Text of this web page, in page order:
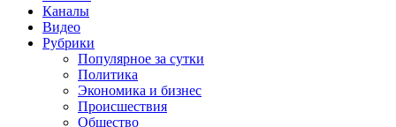
Каналы
Видео
Рубрики
Популярное за сутки
Политика
Экономика и бизнес
Происшествия
Общество